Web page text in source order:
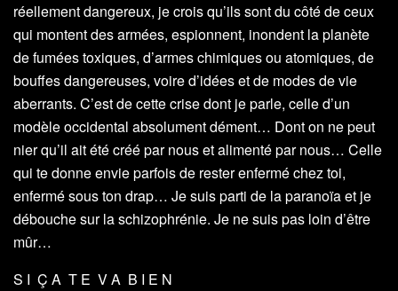
réellement dangereux, je crois qu’ils sont du côté de ceux
qui montent des armées, espionnent, inondent la planète
de fumées toxiques, d’armes chimiques ou atomiques, de
bouffes dangereuses, voire d’idées et de modes de vie
aberrants. C’est de cette crise dont je parle, celle d’un
modèle occidental absolument dément… Dont on ne peut
nier qu’il ait été créé par nous et alimenté par nous… Celle
qui te donne envie parfois de rester enfermé chez toi,
enfermé sous ton drap… Je suis parti de la paranoïa et je
débouche sur la schizophrénie. Je ne suis pas loin d’être
mûr…
S I Ç A T E V A B I E N